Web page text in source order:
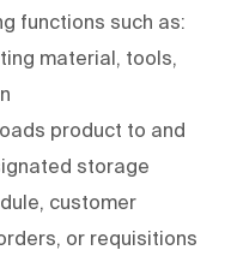
functions such as:
material, tools,
product to and
storage
customer
or requisitions